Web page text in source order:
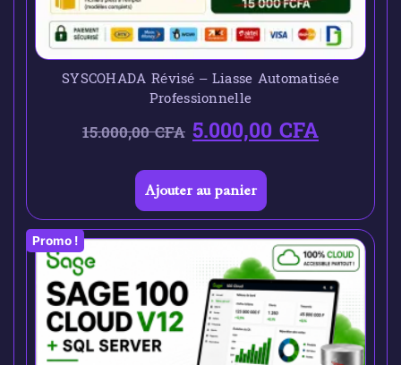
SYSCOHADA Révisé – Liasse Automatisée
Professionnelle
15.000,00CFA 5.000,00CFA
Ajouter au panier
Promo !